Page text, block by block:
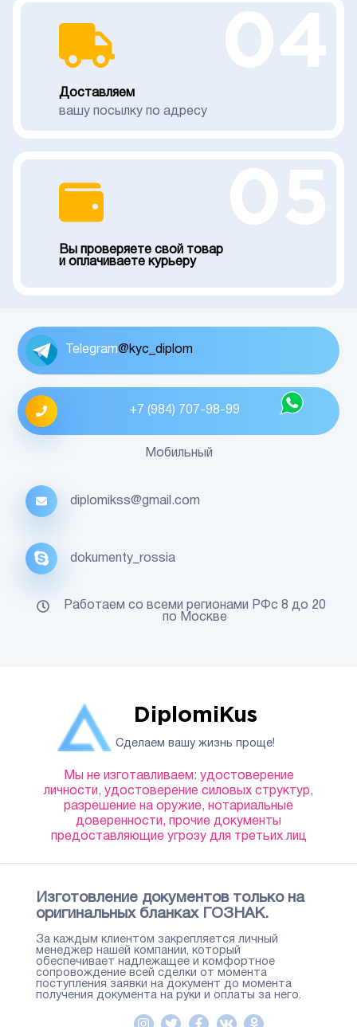
Доставляем
вашу посылку по адресу
Вы проверяете свой товар
и оплачиваете курьеру
DiplomiKus
Сделаем вашу жизнь проще!
Мы не изготавливаем: удостоверение
личности, удостоверение силовых структур,
разрешение на оружие, нотариальные
доверенности, прочие документы
предоставляющие угрозу для третьих лиц
Изготовление документов только на
оригинальных бланках ГОЗНАК.
За каждым клиентом закрепляется личный
менеджер нашей компании, который
обеспечивает надлежащее и комфортное
сопровождение всей сделки от момента
поступления заявки на документ до момента
получения документа на руки и оплаты за него.
Telegram@kyc_diplom
+7 (984) 707-98-99
Мобильный
diplomikss@gmail.com
dokumenty_rossia
Работаем со всеми регионами РФс 8 до 20
по Москве